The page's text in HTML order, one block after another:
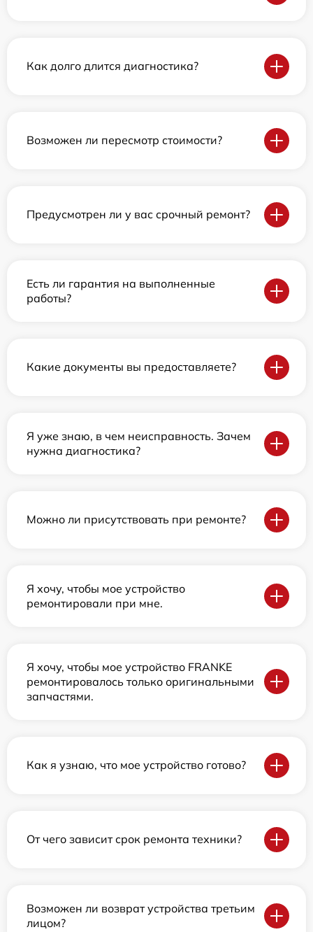
Как долго длится диагностика?
Возможен ли пересмотр стоимости?
Предусмотрен ли у вас срочный ремонт?
Есть ли гарантия на выполненные
работы?
Какие документы вы предоставляете?
Я уже знаю, в чем неисправность. Зачем
нужна диагностика?
Можно ли присутствовать при ремонте?
Я хочу, чтобы мое устройство
ремонтировали при мне.
Я хочу, чтобы мое устройство FRANKE
ремонтировалось только оригинальными
запчастями.
Как я узнаю, что мое устройство готово?
От чего зависит срок ремонта техники?
Возможен ли возврат устройства третьим
лицом?